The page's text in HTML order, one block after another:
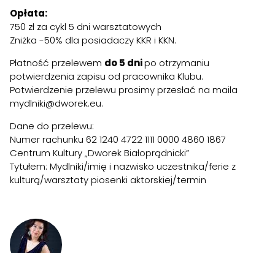
Opłata:
750 zł za cykl 5 dni warsztatowych
Zniżka -50% dla posiadaczy KKR i KKN.
Płatność przelewem do 5 dnipo otrzymaniu
potwierdzenia zapisu od pracownika Klubu.
Potwierdzenie przelewu prosimy przesłać na maila
mydlniki@dworek.eu.
Dane do przelewu:
Numer rachunku 62 1240 4722 1111 0000 4860 1867
Centrum Kultury „Dworek Białoprądnicki”
Tytułem: Mydlniki/imię i nazwisko uczestnika/ferie z
kulturą/warsztaty piosenki aktorskiej/termin